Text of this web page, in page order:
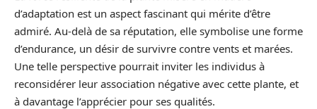
d’adaptation est un aspect fascinant qui mérite d’être
admiré. Au-delà de sa réputation, elle symbolise une forme
d’endurance, un désir de survivre contre vents et marées.
Une telle perspective pourrait inviter les individus à
reconsidérer leur association négative avec cette plante, et
à davantage l’apprécier pour ses qualités.